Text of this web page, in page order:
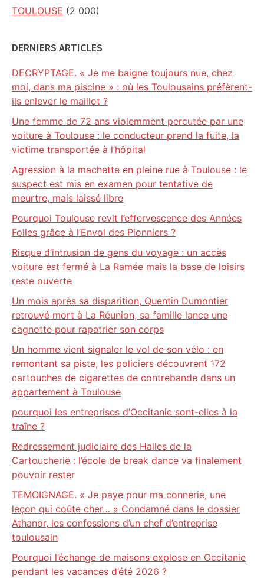
TOULOUSE (2 000)
DERNIERS ARTICLES
DECRYPTAGE. « Je me baigne toujours nue, chez
moi, dans ma piscine » : où les Toulousains préfèrent-
ils enlever le maillot ?
Une femme de 72 ans violemment percutée par une
voiture à Toulouse : le conducteur prend la fuite, la
victime transportée à l’hôpital
Agression à la machette en pleine rue à Toulouse : le
suspect est mis en examen pour tentative de
meurtre, mais laissé libre
Pourquoi Toulouse revit l’effervescence des Années
Folles grâce à l’Envol des Pionniers ?
Risque d’intrusion de gens du voyage : un accès
voiture est fermé à La Ramée mais la base de loisirs
reste ouverte
Un mois après sa disparition, Quentin Dumontier
retrouvé mort à La Réunion, sa famille lance une
cagnotte pour rapatrier son corps
Un homme vient signaler le vol de son vélo : en
remontant sa piste, les policiers découvrent 172
cartouches de cigarettes de contrebande dans un
appartement à Toulouse
pourquoi les entreprises d’Occitanie sont-elles à la
traîne ?
Redressement judiciaire des Halles de la
Cartoucherie : l’école de break dance va finalement
pouvoir rester
TEMOIGNAGE. « Je paye pour ma connerie, une
leçon qui coûte cher… » Condamné dans le dossier
Athanor, les confessions d’un chef d’entreprise
toulousain
Pourquoi l’échange de maisons explose en Occitanie
pendant les vacances d’été 2026 ?